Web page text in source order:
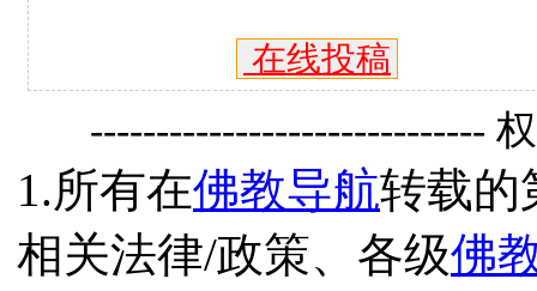
在线投稿
------------------------------
1.所有在佛教导航转载的
相关法律/政策、各级佛